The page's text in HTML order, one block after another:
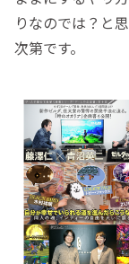
りなのでは？と
次第です。